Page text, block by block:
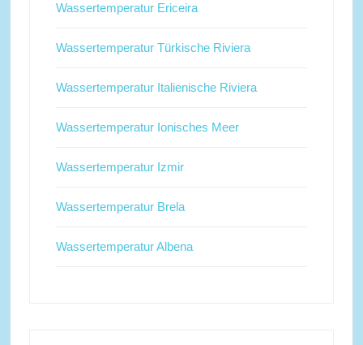
Wassertemperatur Ericeira
Wassertemperatur Türkische Riviera
Wassertemperatur Italienische Riviera
Wassertemperatur Ionisches Meer
Wassertemperatur Izmir
Wassertemperatur Brela
Wassertemperatur Albena